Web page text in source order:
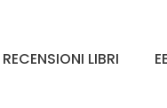
RECENSIONI LIBRI